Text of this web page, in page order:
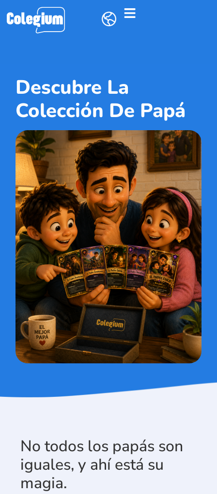
Descubre La
Colección De Papá
No todos los papás son
iguales, y ahí está su
magia.